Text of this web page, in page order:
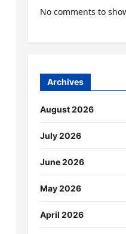
No comments to
Archives
August 2026
July 2026
June 2026
May 2026
April 2026